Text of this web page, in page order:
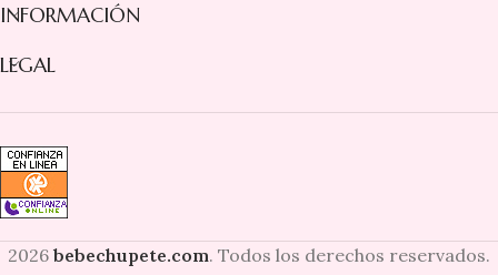
INFORMACIÓN
LEGAL
2026 bebechupete.com. Todos los derechos reservados.